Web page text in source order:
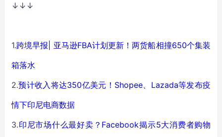
↓↓↓
1.跨境早报| 亚马逊FBA计划更新！两货船相撞650个集装
箱落水
2.预计收入将达350亿美元！Shopee、Lazada等发布疫
情下印尼电商数据
3.印尼市场什么最好卖？Facebook揭示5大消费者购物